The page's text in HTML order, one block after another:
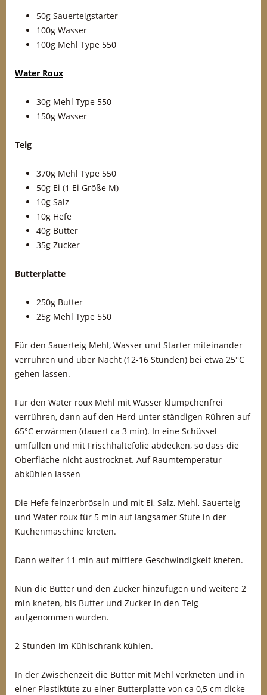
50g Sauerteigstarter
100g Wasser
100g Mehl Type 550
Water Roux
30g Mehl Type 550
150g Wasser
Teig
370g Mehl Type 550
50g Ei (1 Ei Größe M)
10g Salz
10g Hefe
40g Butter
35g Zucker
Butterplatte
250g Butter
25g Mehl Type 550
Für den Sauerteig Mehl, Wasser und Starter miteinander
verrühren und über Nacht (12-16 Stunden) bei etwa 25°C
gehen lassen.
Für den Water roux Mehl mit Wasser klümpchenfrei
verrühren, dann auf den Herd unter ständigen Rühren auf
65°C erwärmen (dauert ca 3 min). In eine Schüssel
umfüllen und mit Frischhaltefolie abdecken, so dass die
Oberfläche nicht austrocknet. Auf Raumtemperatur
abkühlen lassen
Die Hefe feinzerbröseln und mit Ei, Salz, Mehl, Sauerteig
und Water roux für 5 min auf langsamer Stufe in der
Küchenmaschine kneten.
Dann weiter 11 min auf mittlere Geschwindigkeit kneten.
Nun die Butter und den Zucker hinzufügen und weitere 2
min kneten, bis Butter und Zucker in den Teig
aufgenommen wurden.
2 Stunden im Kühlschrank kühlen.
In der Zwischenzeit die Butter mit Mehl verkneten und in
einer Plastiktüte zu einer Butterplatte von ca 0,5 cm dicke